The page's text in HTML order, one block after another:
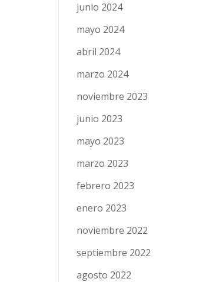
junio 2024
mayo 2024
abril 2024
marzo 2024
noviembre 2023
junio 2023
mayo 2023
marzo 2023
febrero 2023
enero 2023
noviembre 2022
septiembre 2022
agosto 2022